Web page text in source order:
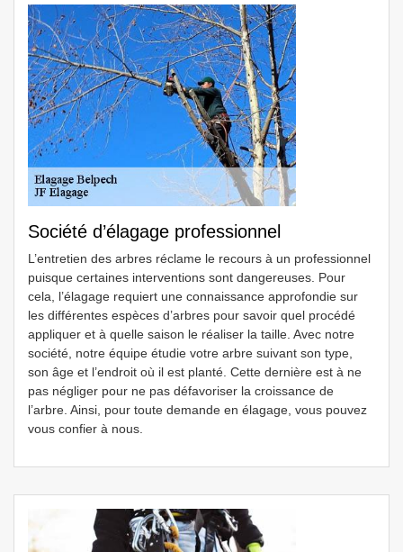
Société d’élagage professionnel
L’entretien des arbres réclame le recours à un professionnel
puisque certaines interventions sont dangereuses. Pour
cela, l’élagage requiert une connaissance approfondie sur
les différentes espèces d’arbres pour savoir quel procédé
appliquer et à quelle saison le réaliser la taille. Avec notre
société, notre équipe étudie votre arbre suivant son type,
son âge et l’endroit où il est planté. Cette dernière est à ne
pas négliger pour ne pas défavoriser la croissance de
l’arbre. Ainsi, pour toute demande en élagage, vous pouvez
vous confier à nous.